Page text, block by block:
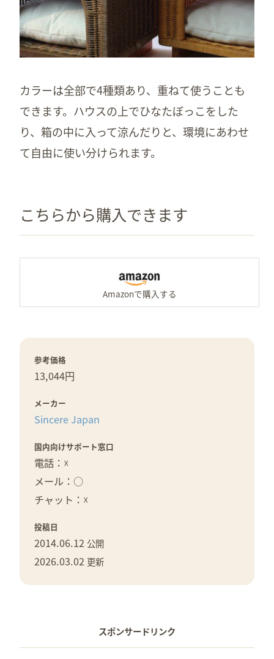
カラーは全部で4種類あり、重ねて使うことも
できます。ハウスの上でひなたぼっこをした
り、箱の中に入って涼んだりと、環境にあわせ
て自由に使い分けられます。
こちらから購入できます
参考価格
13,044円
メーカー
Sincere Japan
国内向けサポート窓口
電話：☓
メール：○
チャット：☓
投稿日
2014.06.12 公開
2026.03.02 更新
スポンサードリンク